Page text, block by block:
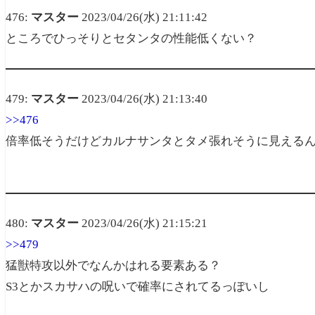
476: マスター 2023/04/26(水) 21:11:42
ところでひっそりとセタンタの性能低くない？
479: マスター 2023/04/26(水) 21:13:40
>>476
倍率低そうだけどカルナサンタとタメ張れそうに見える
480: マスター 2023/04/26(水) 21:15:21
>>479
猛獣特攻以外でなんかはれる要素ある？
S3とかスカサハの呪いで確率にされてるっぽいし